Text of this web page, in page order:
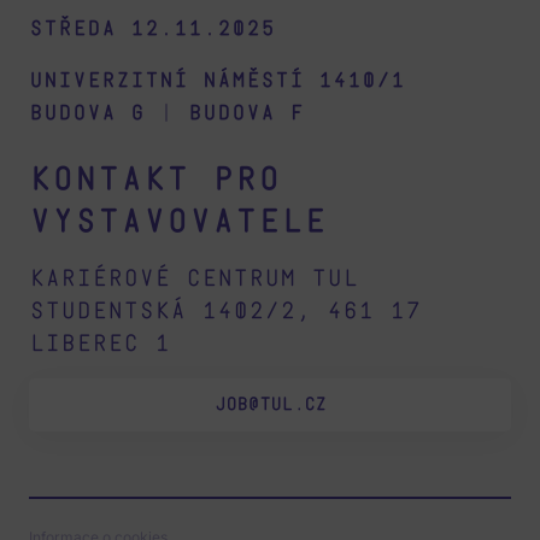
Středa 12.11.2025
Univerzitní náměstí 1410/1
budova G
budova F
Kontakt pro
vystavovatele
Kariérové centrum TUL
Studentská 1402/2, 461 17
Liberec 1
JOB@TUL.CZ